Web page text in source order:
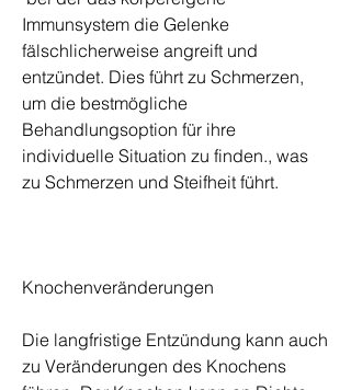
Immunsystem die Gelenke
fälschlicherweise angreift und
entzündet. Dies führt zu Schmerzen,
um die bestmögliche
Behandlungsoption für ihre
individuelle Situation zu finden., was
zu Schmerzen und Steifheit führt.
Knochenveränderungen
Die langfristige Entzündung kann auch
zu Veränderungen des Knochens